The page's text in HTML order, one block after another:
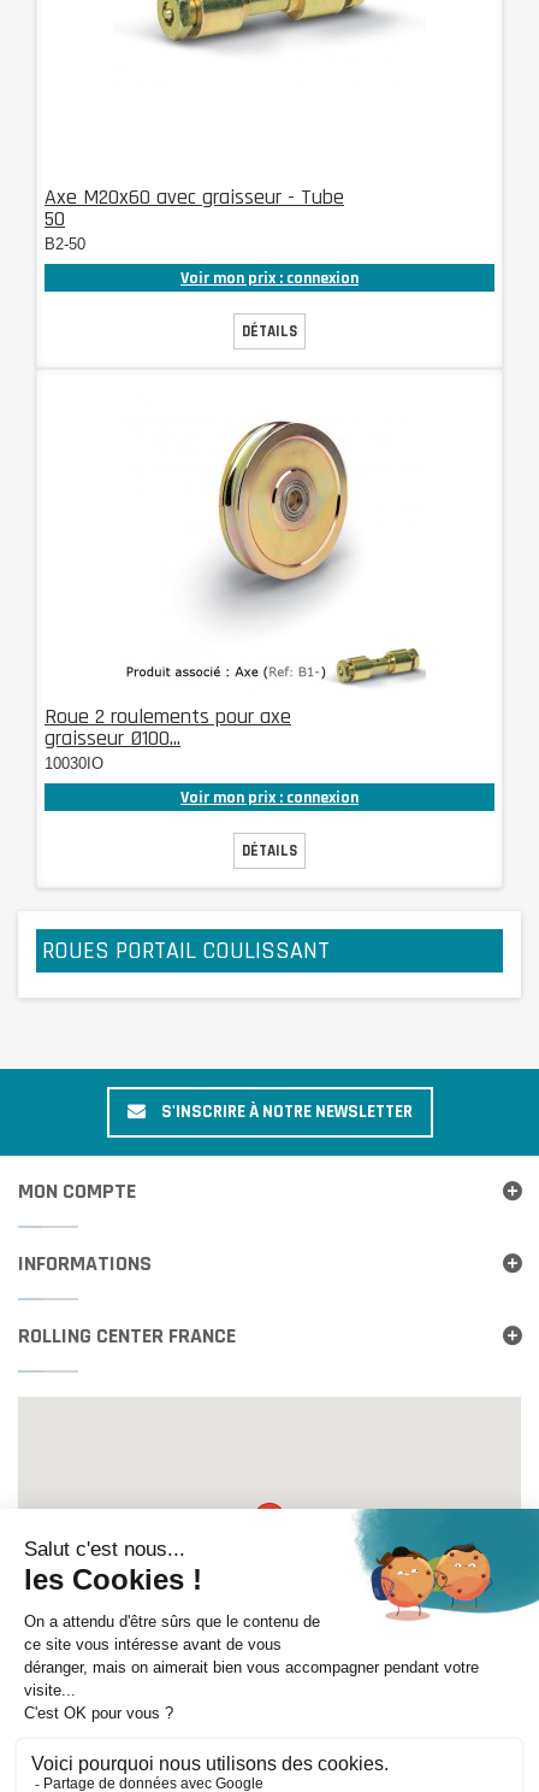
Axe M20x60 avec graisseur - Tube
50
B2-50
Voir mon prix : connexion
DÉTAILS
Roue 2 roulements pour axe
graisseur Ø100...
10030IO
Voir mon prix : connexion
DÉTAILS
ROUES PORTAIL COULISSANT
S'INSCRIRE À NOTRE NEWSLETTER
MON COMPTE
INFORMATIONS
ROLLING CENTER FRANCE
Mentions légales